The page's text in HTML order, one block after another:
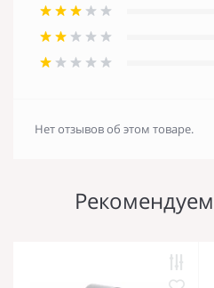
Нет отзывов об этом товаре.